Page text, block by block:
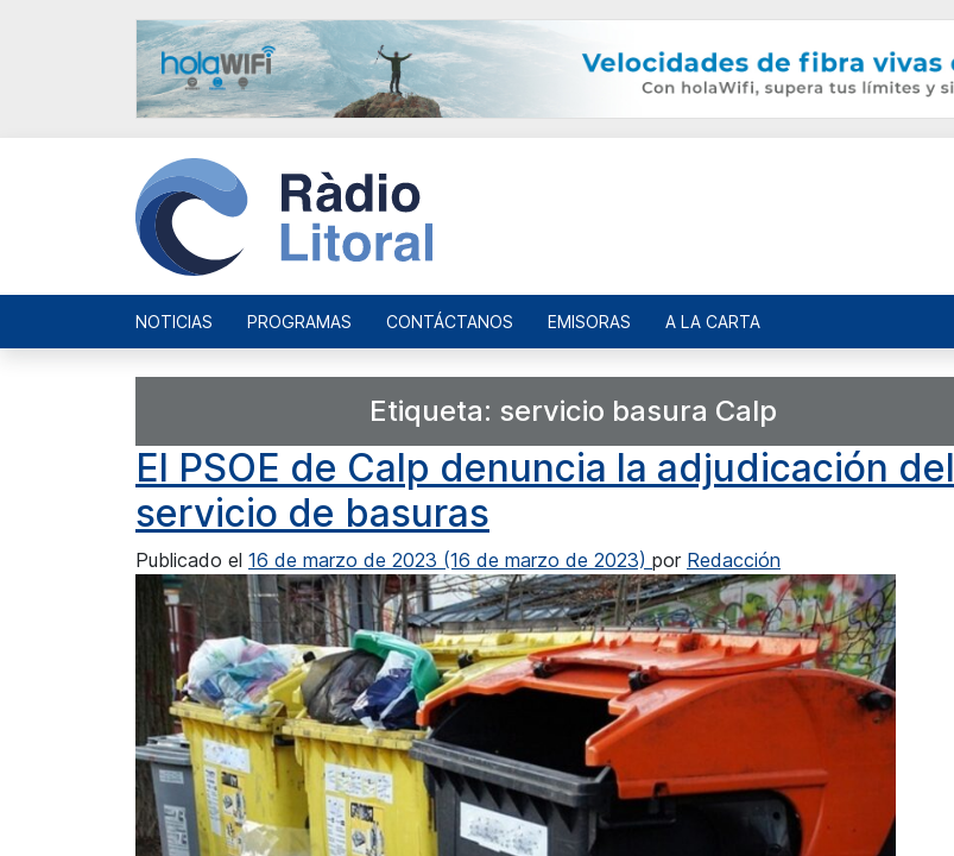
NOTICIAS PROGRAMAS CONTÁCTANOS EMISORAS A LA CARTA
Etiqueta: servicio basura Calp
El PSOE de Calp denuncia la adjudicación del
servicio de basuras
Publicado el 16 de marzo de 2023 (16 de marzo de 2023) por Redacción